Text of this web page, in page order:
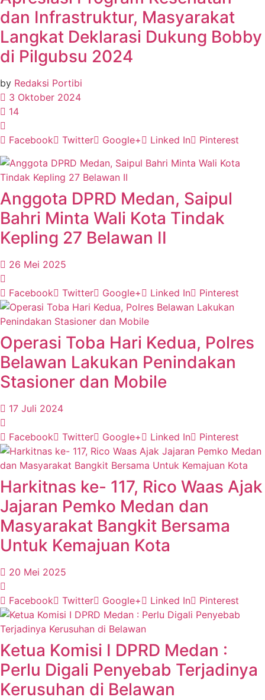
dan Infrastruktur, Masyarakat
Langkat Deklarasi Dukung Bobby
di Pilgubsu 2024
by Redaksi Portibi
3 Oktober 2024
14
Facebook Twitter Google+ Linked In Pinterest
Anggota DPRD Medan, Saipul
Bahri Minta Wali Kota Tindak
Kepling 27 Belawan II
26 Mei 2025
Facebook Twitter Google+ Linked In Pinterest
Operasi Toba Hari Kedua, Polres
Belawan Lakukan Penindakan
Stasioner dan Mobile
17 Juli 2024
Facebook Twitter Google+ Linked In Pinterest
Harkitnas ke- 117, Rico Waas Ajak
Jajaran Pemko Medan dan
Masyarakat Bangkit Bersama
Untuk Kemajuan Kota
20 Mei 2025
Facebook Twitter Google+ Linked In Pinterest
Ketua Komisi I DPRD Medan :
Perlu Digali Penyebab Terjadinya
Kerusuhan di Belawan